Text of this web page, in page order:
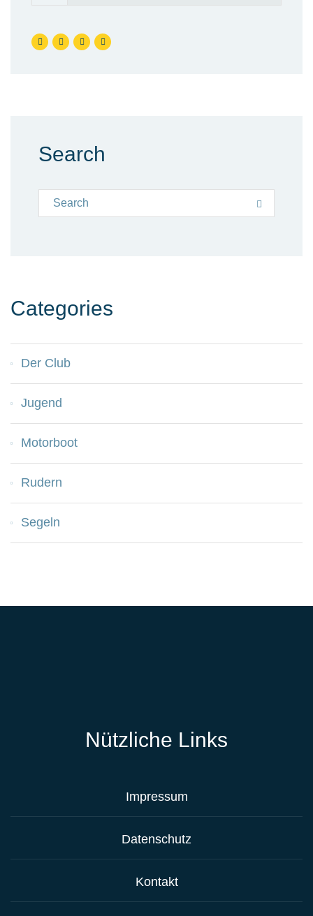
Search
Search for:
Categories
Der Club
Jugend
Motorboot
Rudern
Segeln
Nützliche Links
Impressum
Datenschutz
Kontakt